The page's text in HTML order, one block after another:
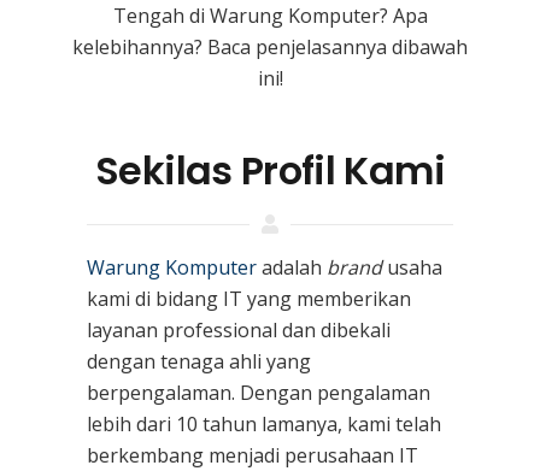
Tengah di Warung Komputer? Apa
kelebihannya? Baca penjelasannya dibawah
ini!
Sekilas Profil Kami
Warung Komputeradalah brandusaha
kami di bidang IT yang memberikan
layanan professional dan dibekali
dengan tenaga ahli yang
berpengalaman. Dengan pengalaman
lebih dari 10 tahun lamanya, kami telah
berkembang menjadi perusahaan IT